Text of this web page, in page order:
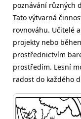
poznávání různých
Tato výtvarná
rovnováhu. Učitelé
projekty nebo
prostřednictvím
prostředím. Lesní
radost do každého